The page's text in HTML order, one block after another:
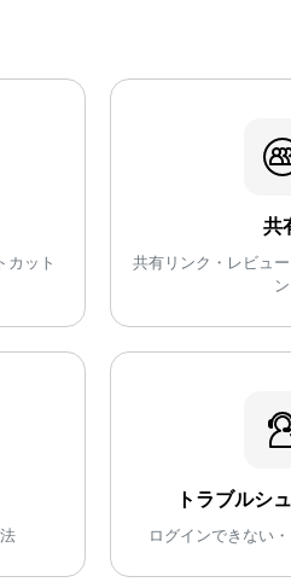
カット
共
共有リンク・レビュ
ン
トラブルシ
ログインできない